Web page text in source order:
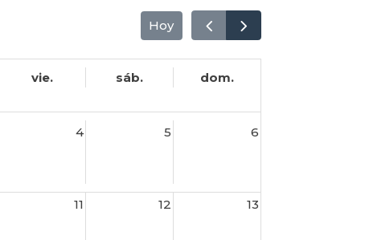
Hoy
vie. sáb. dom.
4 5 6
11 12 13